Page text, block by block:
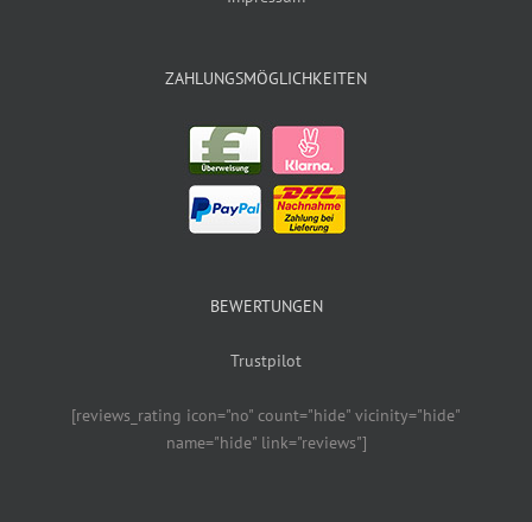
ZAHLUNGSMÖGLICHKEITEN
BEWERTUNGEN
Trustpilot
[reviews_rating icon="no" count="hide" vicinity="hide"
name="hide" link="reviews"]